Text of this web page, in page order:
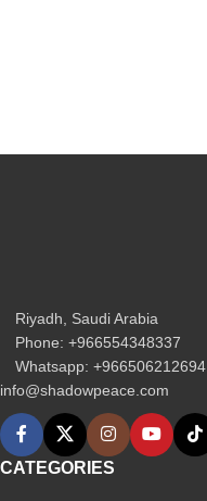
Riyadh, Saudi Arabia
Phone: +966554348337
Whatsapp: +966506212694‬
info@shadowpeace.com
CATEGORIES